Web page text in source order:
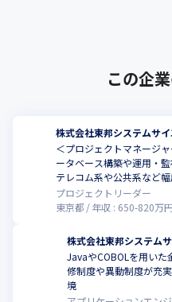
この企
株式会社東邦システムサ
＜プロジェクトマネージ
ータベース構築や運用・
テレコム系や公共系など
プロジェクトリーダー
東京都
年収 : 650-820万
株式会社東邦システム
JavaやCOBOLを用い
修制度や異動制度が充
境